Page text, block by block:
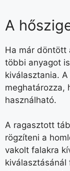
A
Ha már döntött
többi anyagot
kiválasztania.
meghatározza,
használható.
A ragasztott
rögzíteni a
vakolt falakra